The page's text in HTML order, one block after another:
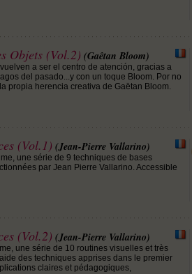
Objets (Vol.2) (Gaêtan Bloom)
a ser el centro de atención, gracias a
del pasado...y con un toque Bloom. Por no
propia herencia creativa de Gaëtan Bloom.
(Vol.1) (Jean-Pierre Vallarino)
une série de 9 techniques de bases
par Jean Pierre Vallarino. Accessible
(Vol.2) (Jean-Pierre Vallarino)
une série de 10 routines visuelles et très
des techniques apprises dans le premier
claires et pédagogiques,